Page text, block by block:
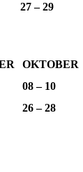
27 – 29
OKTOBER
08 – 10
26 – 28